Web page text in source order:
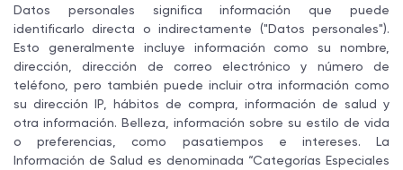
Datos personales significa información que puede
identificarlo directa o indirectamente ("Datos personales").
Esto generalmente incluye información como su nombre,
dirección, dirección de correo electrónico y número de
teléfono, pero también puede incluir otra información como
su dirección IP, hábitos de compra, información de salud y
otra información. Belleza, información sobre su estilo de vida
o preferencias, como pasatiempos e intereses. La
Información de Salud es denominada “Categorías Especiales